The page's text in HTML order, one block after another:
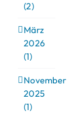
(2)
März
2026
(1)
November
2025
(1)